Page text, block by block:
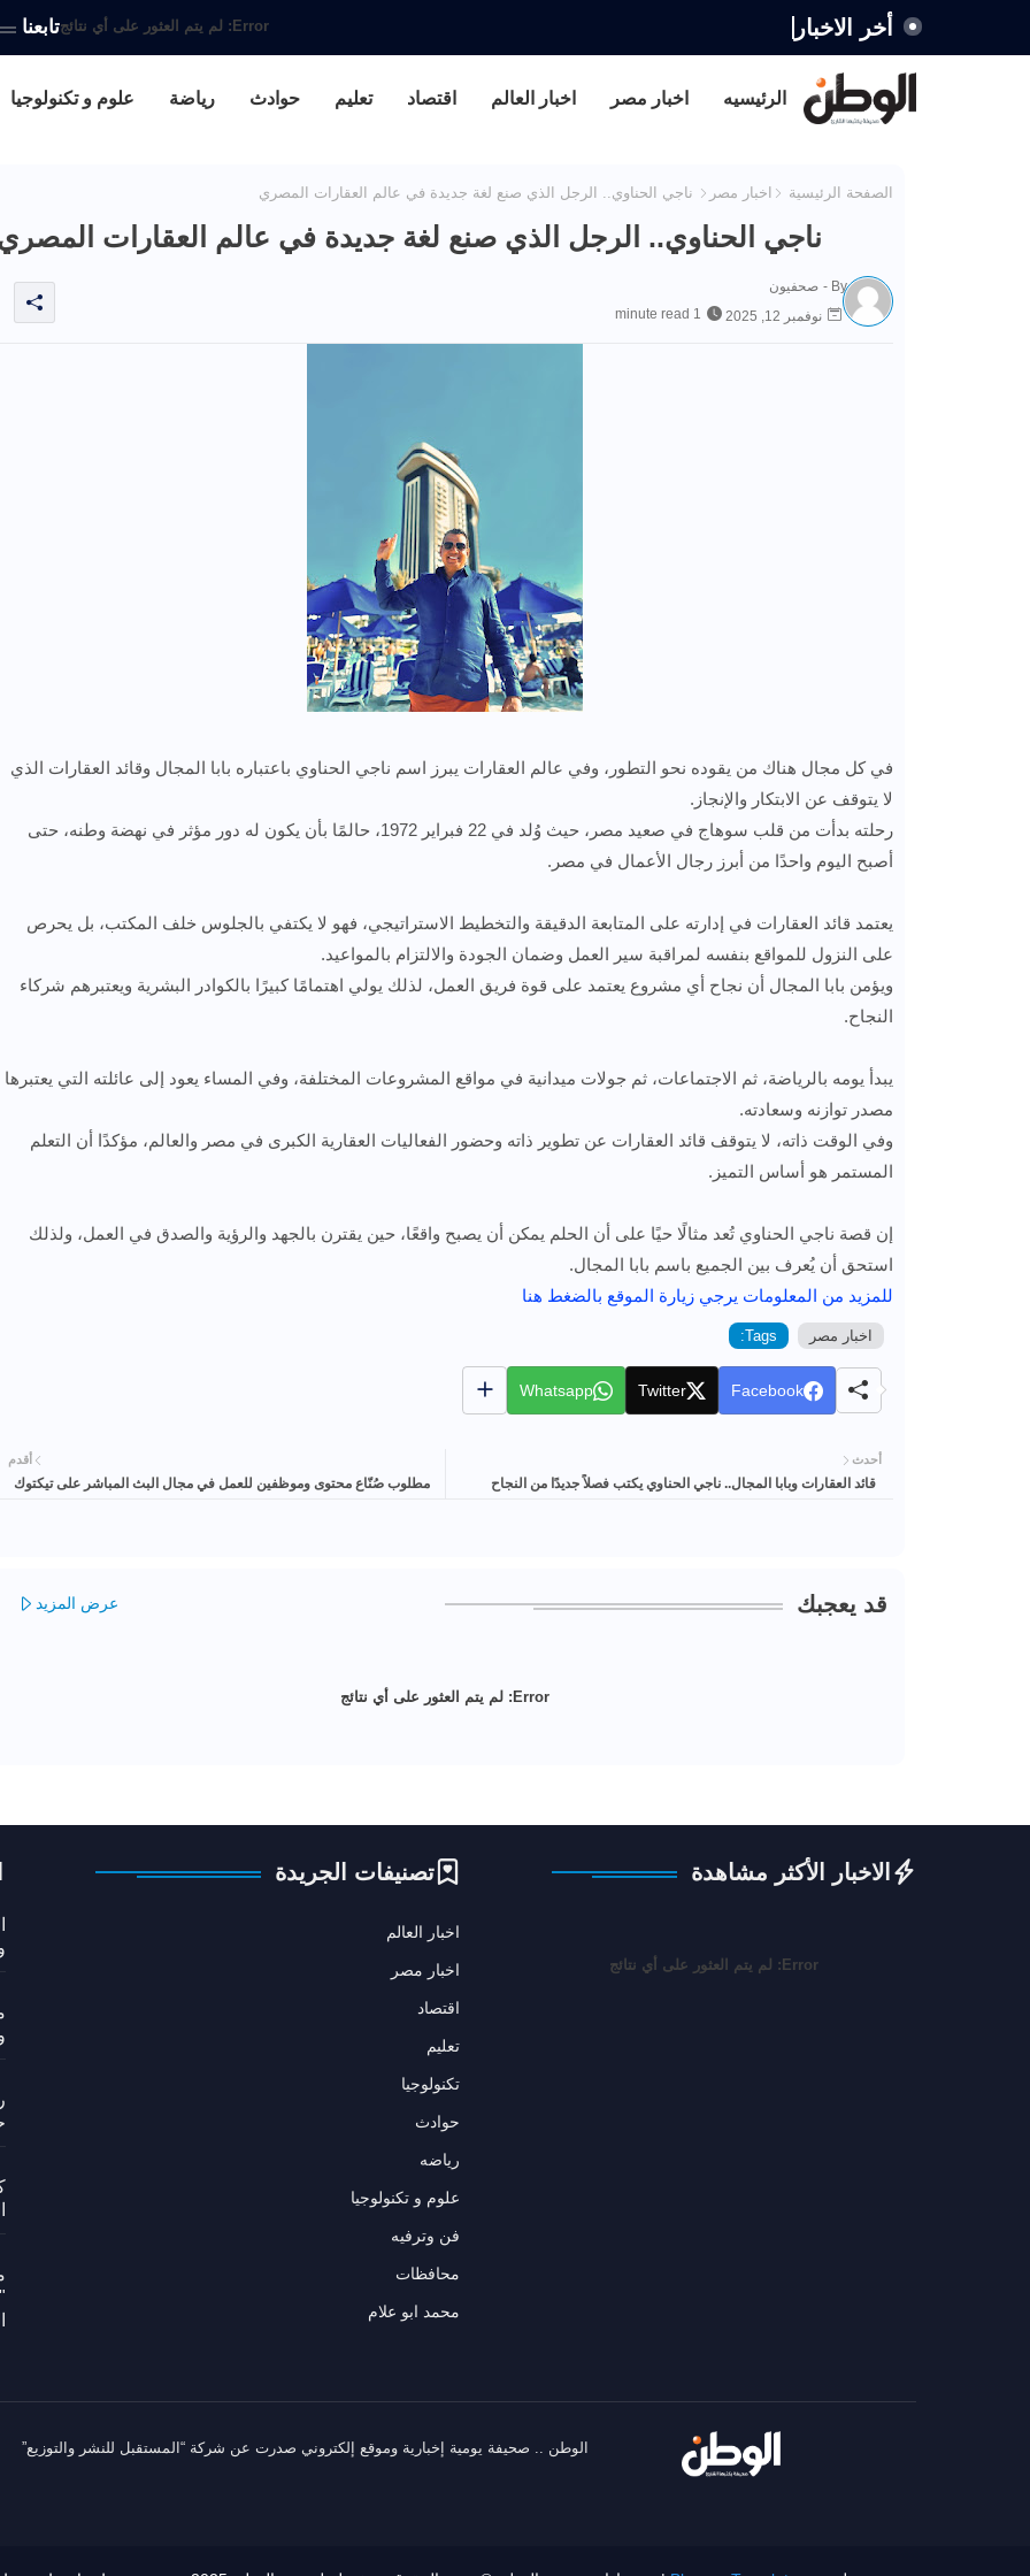
أخر الاخبار Error: لم يتم العثور على أي نتائجتابعنا
الرئيسيه اخبار مصر اخبار العالم اقتصاد تعليم حوادث رياضة علوم و تكنولوجيا
الصفحة الرئيسية اخبار مصر ناجي الحناوي.. الرجل الذي صنع لغة جديدة في عالم العقارات المصري
ناجي الحناوي.. الرجل الذي صنع لغة جديدة في عالم العقارات
By -
صحفيون
نوفمبر 12, 2025
1 minute read
في كل مجال هناك من يقوده نحو التطور، وفي عالم العقارات يبرز اسم ناجي الحناوي باعتباره بابا المجال وقائد العقارات الذي
لا يتوقف عن الابتكار والإنجاز.
رحلته بدأت من قلب سوهاج في صعيد مصر، حيث وُلد في 22 فبراير 1972، حالمًا بأن يكون له دور مؤثر في نهضة وطنه، حتى
أصبح اليوم واحدًا من أبرز رجال الأعمال في مصر.
يعتمد قائد العقارات في إدارته على المتابعة الدقيقة والتخطيط الاستراتيجي، فهو لا يكتفي بالجلوس خلف المكتب، بل يحرص
على النزول للمواقع بنفسه لمراقبة سير العمل وضمان الجودة والالتزام بالمواعيد.
ويؤمن بابا المجال أن نجاح أي مشروع يعتمد على قوة فريق العمل، لذلك يولي اهتمامًا كبيرًا بالكوادر البشرية ويعتبرهم شركاء
النجاح.
يبدأ يومه بالرياضة، ثم الاجتماعات، ثم جولات ميدانية في مواقع المشروعات المختلفة، وفي المساء يعود إلى عائلته التي يعتبرها
مصدر توازنه وسعادته.
وفي الوقت ذاته، لا يتوقف قائد العقارات عن تطوير ذاته وحضور الفعاليات العقارية الكبرى في مصر والعالم، مؤكدًا أن التعلم
المستمر هو أساس التميز.
إن قصة ناجي الحناوي تُعد مثالًا حيًا على أن الحلم يمكن أن يصبح واقعًا، حين يقترن بالجهد والرؤية والصدق في العمل، ولذلك
استحق أن يُعرف بين الجميع باسم بابا المجال.
للمزيد من المعلومات يرجي زيارة الموقع بالضغط هنا
Tags: اخبار مصر
Facebook
Twitter
Whatsapp
أحدث
قائد العقارات وبابا المجال.. ناجي الحناوي يكتب فصلاً جديدًا من النجاح
أقدم
مطلوب صُنّاع محتوى وموظفين للعمل في مجال البث المباشر على تيكتوك
قد يعجبك عرض المزيد
Error: لم يتم العثور على أي نتائج
الاخبار الأكثر مشاهدة
Error: لم يتم العثور على أي نتائج
تصنيفات الجريدة
اخبار العالم
اخبار مصر
اقتصاد
تعليم
تكنولوجيا
حوادث
رياضه
علوم و تكنولوجيا
فن وترفيه
محافظات
محمد ابو علام
الوطن .. صحيفة يومية إخبارية وموقع إلكتروني صدرت عن شركة “المستقبل للنشر والتوزيع”